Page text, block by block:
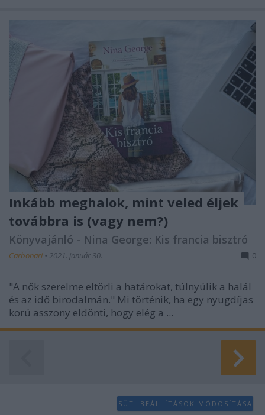
Inkább meghalok, mint veled éljek
továbbra is (vagy nem?)
Könyvajánló - Nina George: Kis francia bisztró
Carbonari • 2021. január 30. 0
"A nők szerelme eltörli a határokat, túlnyúlik a halál
és az idő birodalmán." Mi történik, ha egy nyugdíjas
korú asszony eldönti, hogy elég a ...
SÜTI BEÁLLÍTÁSOK MÓDOSÍTÁSA